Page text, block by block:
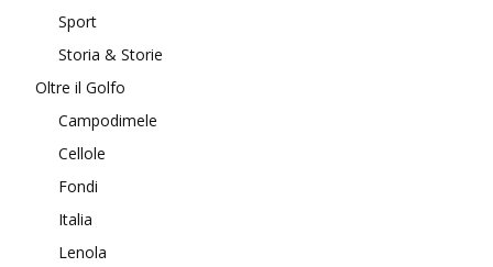
Sport
Storia & Storie
Oltre il Golfo
Campodimele
Cellole
Fondi
Italia
Lenola